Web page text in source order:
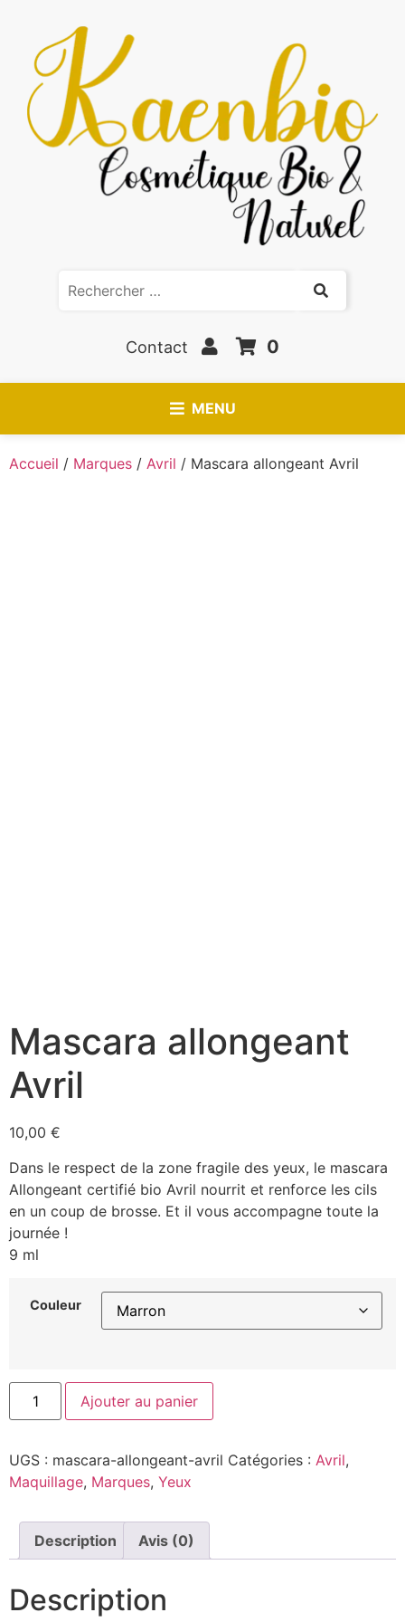
Contact 0
MENU
Accueil / Marques / Avril / Mascara allongeant Avril
Mascara allongeant
Avril
10,00 €
Dans le respect de la zone fragile des yeux, le mascara
Allongeant certifié bio Avril nourrit et renforce les cils
en un coup de brosse. Et il vous accompagne toute la
journée !
9 ml
Couleur
Ajouter au panier
UGS : mascara-allongeant-avril Catégories : Avril,
Maquillage, Marques, Yeux
Description Avis (0)
Description